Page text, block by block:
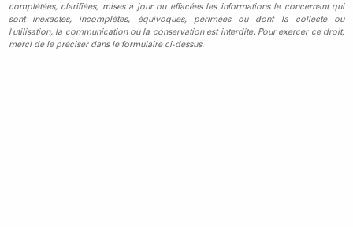
complétées, clarifiées, mises à jour ou effacées les informations le concernant qui
sont inexactes, incomplètes, équivoques, périmées ou dont la collecte ou
l'utilisation, la communication ou la conservation est interdite. Pour exercer ce droit,
merci de le préciser dans le formulaire ci-dessus.